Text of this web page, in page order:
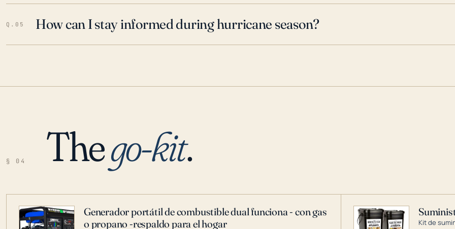
Q.05 How can I stay informed during hurricane season?
§ 04 Thego-kit.
Generador portátil de combustible dual funciona - con gas
o propano -respaldo para el hogar
Kit de